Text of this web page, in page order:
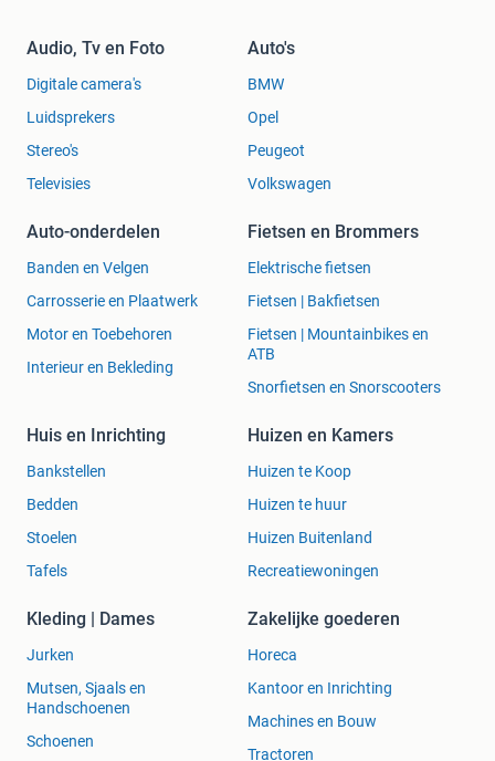
Audio, Tv en Foto
Digitale camera's
Luidsprekers
Stereo's
Televisies
Auto's
BMW
Opel
Peugeot
Volkswagen
Auto-onderdelen
Banden en Velgen
Carrosserie en Plaatwerk
Motor en Toebehoren
Interieur en Bekleding
Fietsen en Brommers
Elektrische fietsen
Fietsen | Bakfietsen
Fietsen | Mountainbikes en
ATB
Snorfietsen en Snorscooters
Huis en Inrichting
Bankstellen
Bedden
Stoelen
Tafels
Huizen en Kamers
Huizen te Koop
Huizen te huur
Huizen Buitenland
Recreatiewoningen
Kleding | Dames
Jurken
Mutsen, Sjaals en
Handschoenen
Schoenen
Zakelijke goederen
Horeca
Kantoor en Inrichting
Machines en Bouw
Tractoren